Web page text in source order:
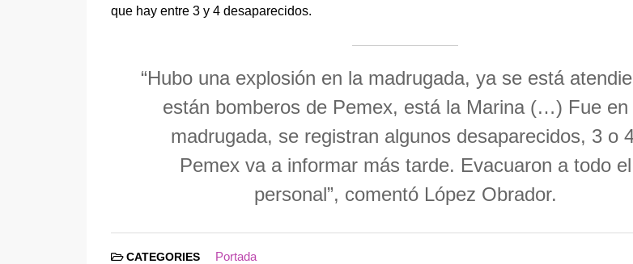
que hay entre 3 y 4 desaparecidos.
“Hubo una explosión en la madrugada, ya se está
están bomberos de Pemex, está la Marina (…) Fue en
madrugada, se registran algunos desaparecidos, 3 o
Pemex va a informar más tarde. Evacuaron a todo el
personal”, comentó López Obrador.
CATEGORIES Portada